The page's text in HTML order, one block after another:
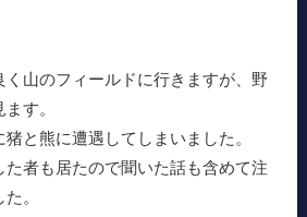
く山のフィールドに行きますが、野
す。
と熊に遭遇してしまいました。
者も居たので聞いた話も含めて注
。